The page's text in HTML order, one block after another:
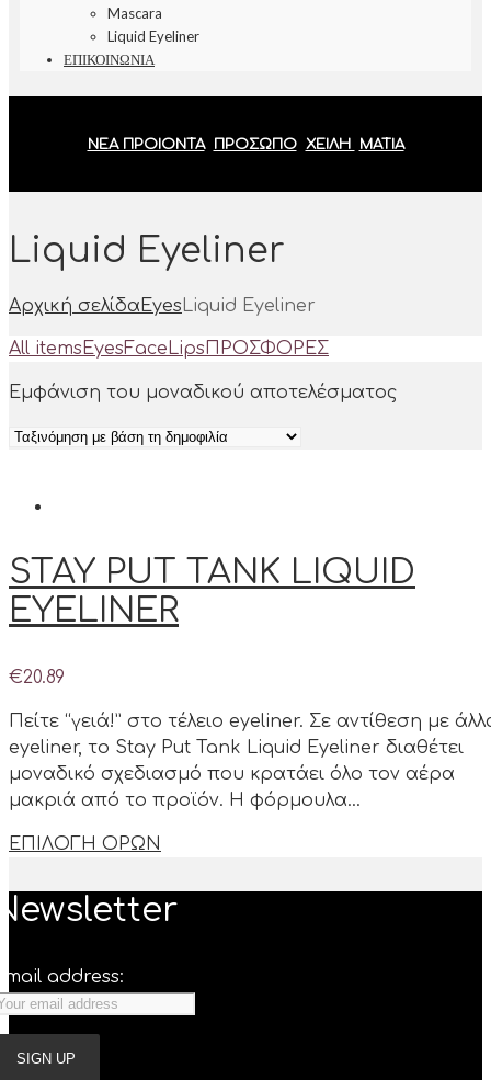
Mascara
Liquid Eyeliner
ΕΠΙΚΟΙΝΩΝΙΑ
ΝΕΑ ΠΡΟΙΟΝΤΑ ΠΡΟΣΩΠΟ ΧΕΙΛΗ ΜΑΤΙΑ
Liquid Eyeliner
Αρχική σελίδα Eyes Liquid Eyeliner
All items EyesFace LipsΠΡΟΣΦΟΡΕΣ
Εμφάνιση του μοναδικού αποτελέσματος
STAY PUT TANK LIQUID
EYELINER
€20.89
Πείτε “γειά!” στο τέλειο eyeliner. Σε αντίθεση με
eyeliner, το Stay Put Tank Liquid Eyeliner διαθέτει
μοναδικό σχεδιασμό που κρατάει όλο τον αέρα
μακριά από το προϊόν. Η φόρμουλα…
ΕΠΙΛΟΓΗ ΟΡΩΝ
address: